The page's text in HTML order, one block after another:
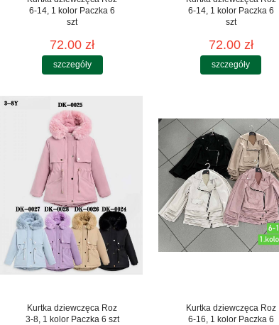
6-14, 1 kolor Paczka 6
szt
72.00 zł
szczegóły
6-14, 1 kolor Paczka 6
szt
72.00 zł
szczegóły
Kurtka dziewczęca Roz
3-8, 1 kolor Paczka 6 szt
Kurtka dziewczęca Roz
6-16, 1 kolor Paczka 6